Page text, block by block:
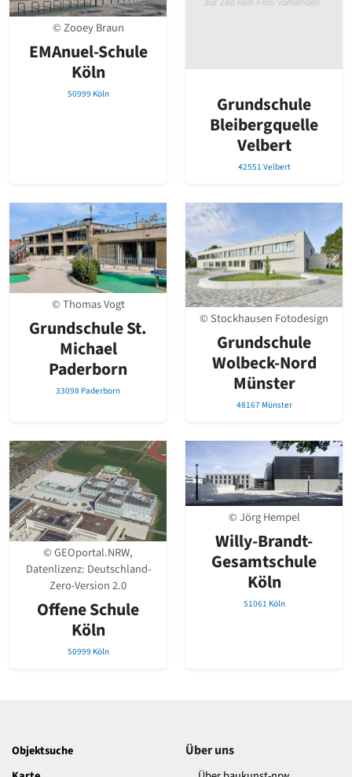
© Zooey Braun
EMAnuel-Schule
Köln
50999 Köln
Grundschule
Bleibergquelle
Velbert
42551 Velbert
© Thomas Vogt
Grundschule St.
Michael
Paderborn
33098 Paderborn
© Stockhausen Fotodesign
Grundschule
Wolbeck-Nord
Münster
48167 Münster
© GEOportal.NRW,
Datenlizenz: Deutschland-
Zero-Version 2.0
Offene Schule
Köln
50999 Köln
© Jörg Hempel
Willy-Brandt-
Gesamtschule
Köln
51061 Köln
Objektsuche
Über uns